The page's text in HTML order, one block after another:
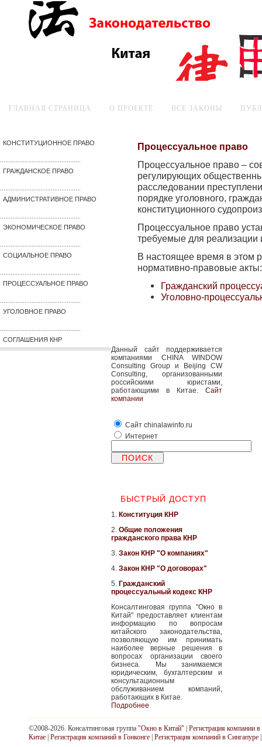
ГЛАВНАЯ СТРАНИЦА О ПРОЕКТЕ ВСЕ ЗАКОНЫ
КОНСТИТУЦИОННОЕ ПРАВО
ГРАЖДАНСКОЕ ПРАВО
АДМИНИСТРАТИВНОЕ ПРАВО
ЭКОНОМИЧЕСКОЕ ПРАВО
СОЦИАЛЬНОЕ ПРАВО
ПРОЦЕССУАЛЬНОЕ ПРАВО
УГОЛОВНОЕ ПРАВО
СОГЛАШЕНИЯ КНР
Процессуальное право
Процессуальное право –
регулирующих
расследовании
порядке уголовного,
конституционного
Процессуальное право
требуемые для реализации
В настоящее время в этом
нормативно-правовые акты:
Гражданский
Уголовно-
Данный сайт поддерживается
компаниями CHINA WINDOW
Consulting Group и Beijing CW
Consulting, организованными
российскими юристами,
работающими в Китае. Сайт
компании
Сайт chinalawinfo.ru
Интернет
БЫСТРЫЙ ДОСТУП
1. Конституция КНР
2. Общие положения
гражданского права КНР
3. Закон КНР "О компаниях"
4. Закон КНР "О договорах"
5. Гражданский
процессуальный кодекс КНР
Консалтинговая группа "Окно в
Китай" предоставляет клиентам
информацию по вопросам
китайского законодательства,
позволяющую им принимать
наиболее верные решения в
вопросах организации своего
бизнеса. Мы занимаемся
юридическим, бухгалтерским и
консультационным
обслуживанием компаний,
работающих в Китае.
Подробнее
©2008-2026. Консалтинговая группа "Окно в Китай" Регистрация компании в
Китае Регистрация компаний в Гонконге Регистрация компаний в Сингапуре